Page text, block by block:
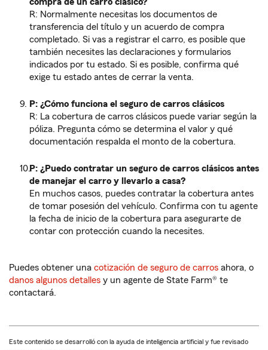
compra de un carro clásico?
R: Normalmente necesitas los documentos de
transferencia del título y un acuerdo de compra
completado. Si vas a registrar el carro, es posible que
también necesites las declaraciones y formularios
indicados por tu estado. Si es posible, confirma qué
exige tu estado antes de cerrar la venta.
P: ¿Cómo funciona el seguro de carros clásicos
R: La cobertura de carros clásicos puede variar según la
póliza. Pregunta cómo se determina el valor y qué
documentación respalda el monto de la cobertura.
P: ¿Puedo contratar un seguro de carros clásicos antes
de manejar el carro y llevarlo a casa?
En muchos casos, puedes contratar la cobertura antes
de tomar posesión del vehículo. Confirma con tu agente
la fecha de inicio de la cobertura para asegurarte de
contar con protección cuando la necesites.
Puedes obtener una cotización de seguro de carros ahora, o
danos algunos detalles y un agente de State Farm® te
contactará.
Este contenido se desarrolló con la ayuda de inteligencia artificial y fue revisado